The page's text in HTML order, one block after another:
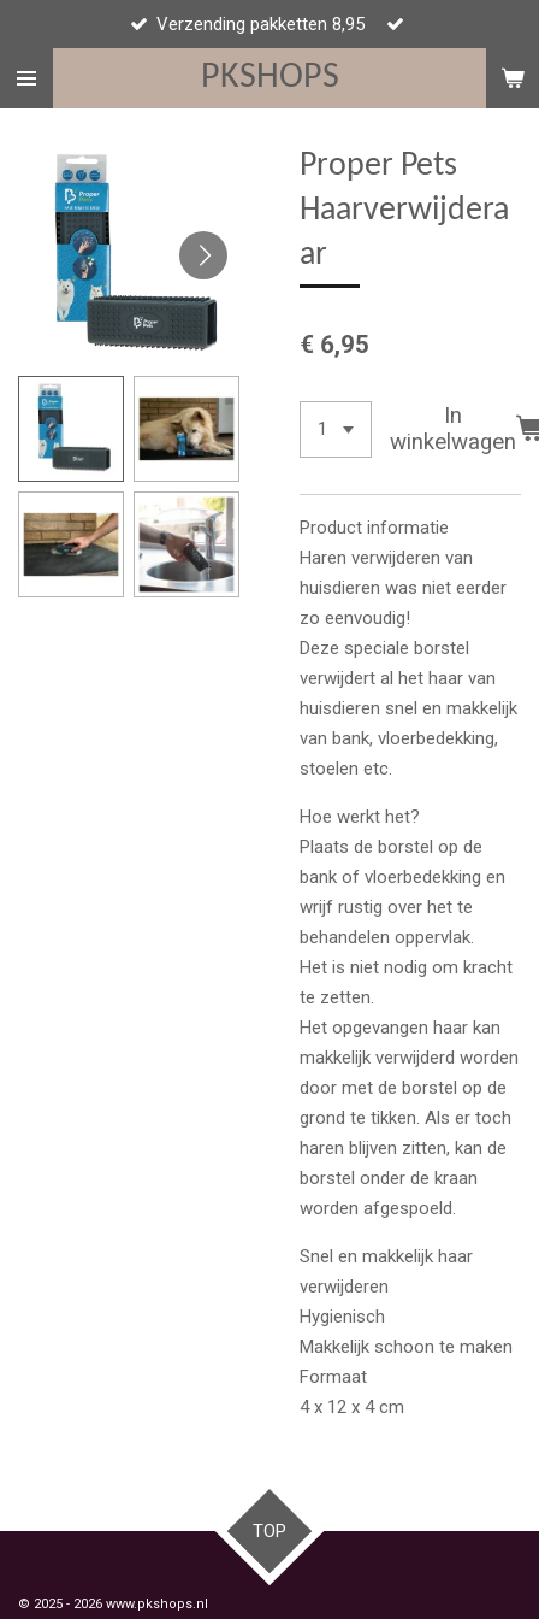
naar
PKSHOPS
Verzending pakketten 8,95
Proper Pets
Haarverwijdera
ar
€ 6,95
In
winkelwagen
Product informatie
Haren verwijderen van
huisdieren was niet eerder
zo eenvoudig!
Deze speciale borstel
verwijdert al het haar van
huisdieren snel en makkelijk
van bank, vloerbedekking,
stoelen etc.
Hoe werkt het?
Plaats de borstel op de
bank of vloerbedekking en
wrijf rustig over het te
behandelen oppervlak.
Het is niet nodig om kracht
te zetten.
Het opgevangen haar kan
makkelijk verwijderd worden
door met de borstel op de
grond te tikken. Als er toch
haren blijven zitten, kan de
borstel onder de kraan
worden afgespoeld.
Snel en makkelijk haar
verwijderen
Hygienisch
Makkelijk schoon te maken
Formaat
4 x 12 x 4 cm
TOP
© 2025 - 2026 www.pkshops.nl